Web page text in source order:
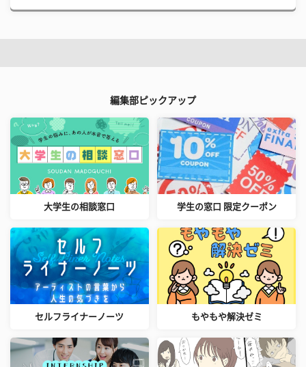
編集部ピックアップ
大学生の相談窓口 学生の窓口 限定クーポン
セルフライナーノーツ もやもや解決ゼミ